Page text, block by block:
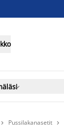

 Pussilakanasetit 